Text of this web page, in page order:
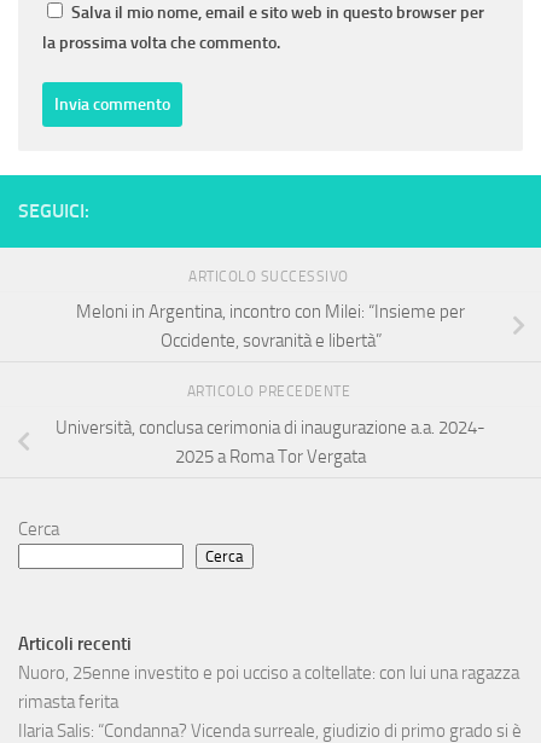
Salva il mio nome, email e sito web in questo browser per
la prossima volta che commento.
SEGUICI:
ARTICOLO SUCCESSIVO
Meloni in Argentina, incontro con Milei: “Insieme per
Occidente, sovranità e libertà”
ARTICOLO PRECEDENTE
Università, conclusa cerimonia di inaugurazione a.a. 2024-
2025 a Roma Tor Vergata
Cerca
Cerca
Articoli recenti
Nuoro, 25enne investito e poi ucciso a coltellate: con lui una ragazza
rimasta ferita
Ilaria Salis: “Condanna? Vicenda surreale, giudizio di primo grado si è